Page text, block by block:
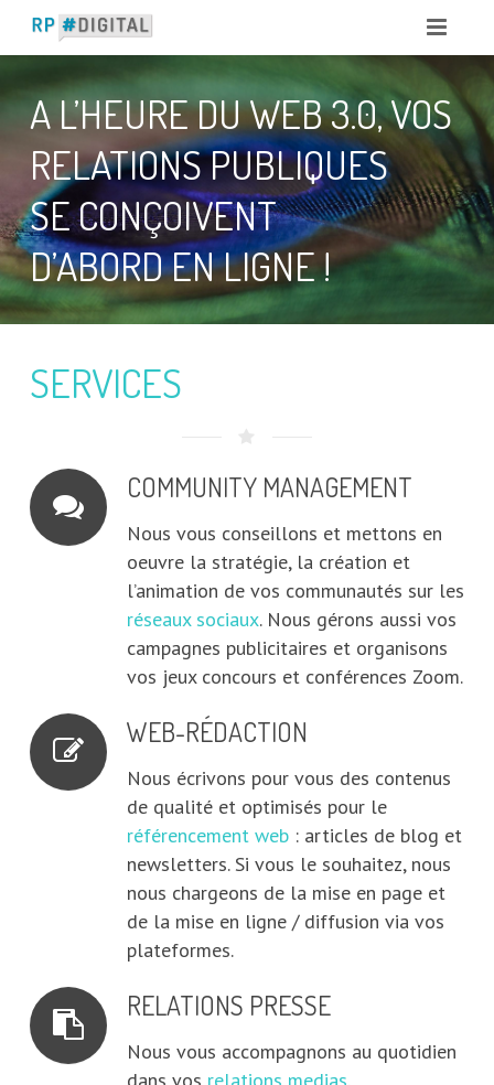
A L’HEURE DU WEB 3.0, VOS
RELATIONS PUBLIQUES
SE CONÇOIVENT
D’ABORD EN LIGNE !
SERVICES
COMMUNITY MANAGEMENT
Nous vous conseillons et mettons en
oeuvre la stratégie, la création et
l’animation de vos communautés sur les
réseaux sociaux. Nous gérons aussi vos
campagnes publicitaires et organisons
vos jeux concours et conférences Zoom.
WEB-RÉDACTION
Nous écrivons pour vous des contenus
de qualité et optimisés pour le
référencement web: articles de blog et
newsletters. Si vous le souhaitez, nous
nous chargeons de la mise en page et
de la mise en ligne / diffusion via vos
plateformes.
RELATIONS PRESSE
Nous vous accompagnons au quotidien
dans vos relations medias.